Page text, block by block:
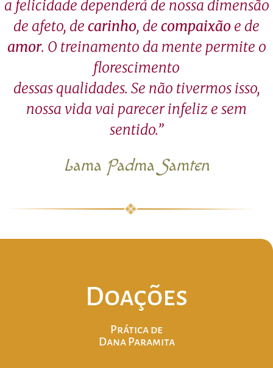
a felicidade dependerá de nossa dimensão
de afeto, de carinho, de compaixão e de
amor. O treinamento da mente permite o
florescimento
dessas qualidades. Se não tivermos isso,
nossa vida vai parecer infeliz e sem
sentido.”
Lama Padma Samten
Doações
Prática de
Dana Paramita